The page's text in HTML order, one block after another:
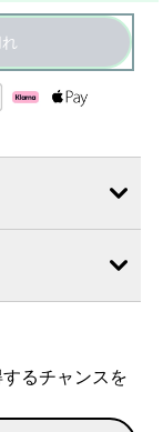
るチャンスを